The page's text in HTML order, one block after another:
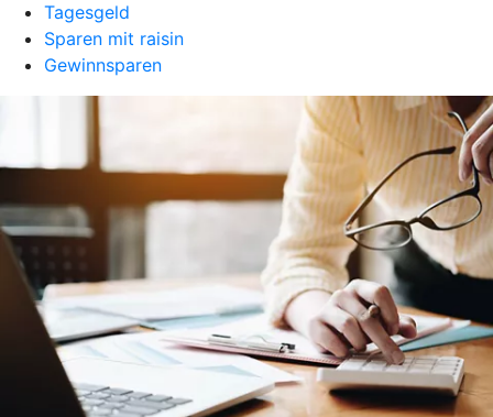
Tagesgeld
Sparen mit raisin
Gewinnsparen